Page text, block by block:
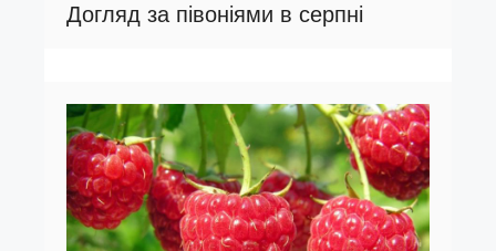
Догляд за півоніями в серпні